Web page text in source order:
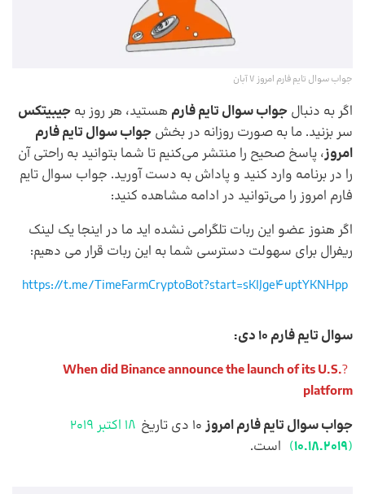
جواب سوال تایم فارم امروز 7 آبان
اگر به دنبال جواب سوال تایم فارم هستید، هر روز به جیبیتکس
سر بزنید. ما به صورت روزانه در بخش جواب سوال تایم فارم
امروز، پاسخ صحیح را منتشر می‌کنیم تا شما بتوانید به راحتی آن
را در برنامه وارد کنید و پاداش به دست آورید. جواب سوال تایم
فارم امروز را می‌توانید در ادامه مشاهده کنید:
اگر هنوز عضو این ربات تلگرامی نشده اید ما در اینجا یک لینک
ریفرال برای سهولت دسترسی شما به این ربات قرار می دهیم:
https://t.me/TimeFarmCryptoBot?start=sKIJge4uptYKNHpp
سوال تایم فارم 10 دی:
?
When did Binance announce the launch of its U.S.
platform
جواب سوال تایم فارم امروز
18 اکتبر 2019
(
10.18.2019
) است.